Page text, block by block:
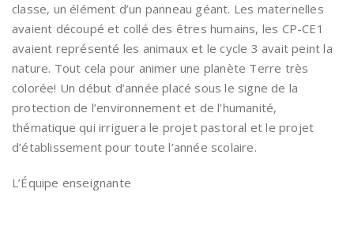
classe, un élément d’un panneau géant. Les maternelles
avaient découpé et collé des êtres humains, les CP-CE1
avaient représenté les animaux et le cycle 3 avait peint la
nature. Tout cela pour animer une planète Terre très
colorée! Un début d’année placé sous le signe de la
protection de l’environnement et de l’humanité,
thématique qui irriguera le projet pastoral et le projet
d’établissement pour toute l’année scolaire.
L’Équipe enseignante